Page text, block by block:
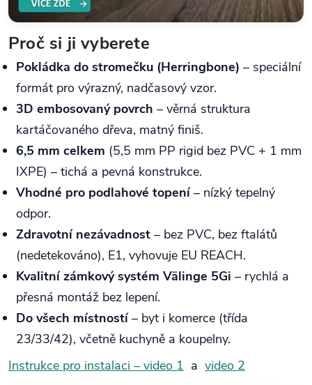
Proč si ji vyberete
Pokládka do stromečku (Herringbone) – speciální
formát pro výrazný, nadčasový vzor.
3D embosovaný povrch – věrná struktura
kartáčovaného dřeva, matný finiš.
6,5 mm celkem (5,5 mm PP rigid bez PVC + 1 mm
IXPE) – tichá a pevná konstrukce.
Vhodné pro podlahové topení– nízký tepelný
odpor.
Zdravotní nezávadnost – bez PVC, bez ftalátů
(nedetekováno), E1, vyhovuje EU REACH.
Kvalitní zámkový systém Välinge 5Gi – rychlá a
přesná montáž bez lepení.
Do všech místností– byt i komerce (třída
23/33/42), včetně kuchyně a koupelny.
Instrukce pro instalaci – video 1 a video 2